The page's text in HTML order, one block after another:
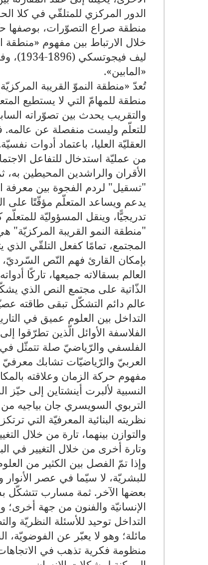
الدور المركزي للمتلقّي في كلا
منطقة صراع التصوّرات، بوصفها
خلال الارتباط بين مفهوم «منطقة
ليف
«المابين».
تُعدّ «منطقة النموّ القريبة
منطقة للمهامّ التي لا يستطيع
والتقريب يحدث بين تصوّراته
للتعلّم وليست منفصلة عن عالمه.
العقليّة العليا، باعتماد أدوات
من عمليّة استدخال للتفاعل
الأقران والراشدين المحيطين به،
"تسقيل" لردم الفجوة بين معرفة
يدعم ويساعد المتعلّم مؤقّتًا على
تدريجيًّا، وينقل المسؤوليّة
"منطقة النمو القريبة المركزيّة"
المجتمع، تمامًا كفعل التلقّي
بإمكان القارئ فهم النّص
العالم بسقالاته جميعها، تاركًا
الذّاتية على مجتمع النص الذي
عالم دائم التشكّل تبقى طاقته
التداخل بين العلوم عميق في
الفلاسفة الأوائل الّذين تطرّقوا
الفلسفي والرّياضيّ صلة تتمثّل في
العربيّ والرّياضيّات تشابك
مفهوم حركة الزمان وعلاقته
النسبية لألبرت أينشتاين إلى حيّز
التربوي السويسري جان بياجيه
نظريته البنائية المعرفيّة التي
والتوازن بينهما، تارة من خلال
وتارة أخرى من خلال التغيير في
وإذا تمّ الفصل بين الكثير من
للبشريّة، لا سيّما في عصر الأنوار
بعضها الآخر. ثمة مسارب تتشكّل
الإنسانيّة والفنون من جهة أخرى؛
التداخل توحيد للأسئلة النظريّة
مائلة؛ وهو لا يعبّر عن
منظومة فكرية تذهب في